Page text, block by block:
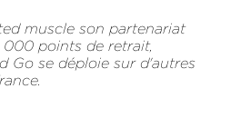
muscle son partenariat
000 points de retrait,
Go se déploie sur d'autres